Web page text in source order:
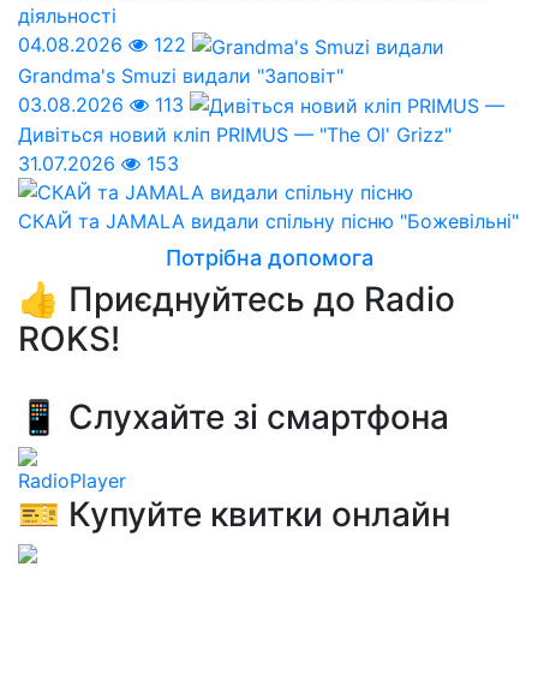
діяльності
04.08.2026
122
Grandma's Smuzi видали "Заповіт"
03.08.2026
113
Дивіться новий кліп PRIMUS — "The Ol' Grizz"
31.07.2026
153
СКАЙ та JAMALA видали спільну пісню "Божевільні"
Потрібна допомога
👍 Приєднуйтесь до Radio
ROKS!
📱 Слухайте зі смартфона
RadioPlayer
🎫 Купуйте квитки онлайн